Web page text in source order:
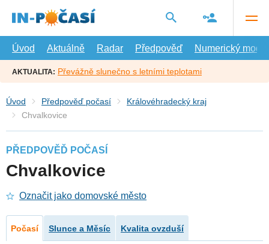
hlavní
Úvod
Aktuálně Radar Předpověď Numerický model
AKTUALITA: Převážně slunečno s letními teplotami
Úvod Předpověď počasí
Královéhradecký kraj
Chvalkovice
PŘEDPOVĚĎ POČASÍ
Chvalkovice
Označit jako domovské město
Počasí Slunce a Měsíc Kvalita ovzduší